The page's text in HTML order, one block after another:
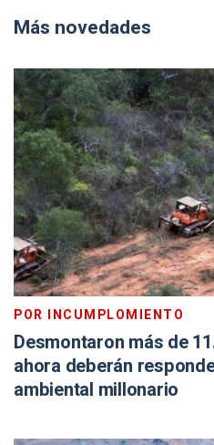
Más novedades
POR INCUMPLOMIENTO
Desmontaron más de
ahora deberán
ambiental millonario